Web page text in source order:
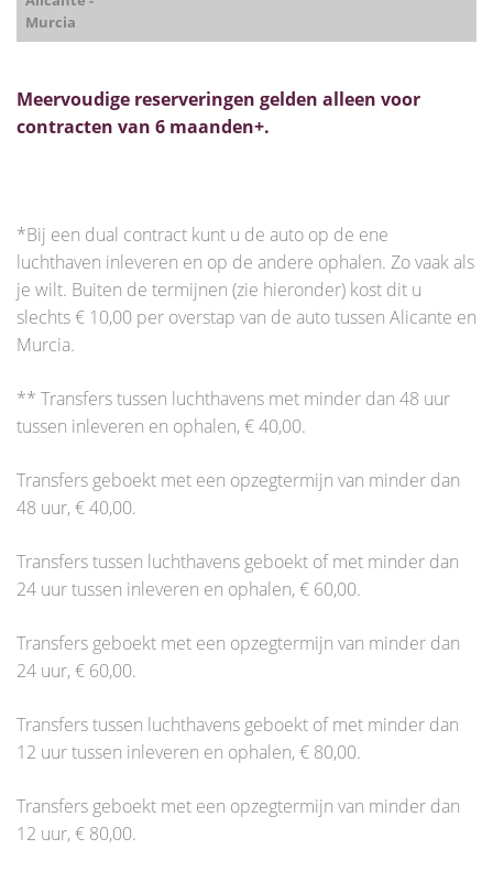
Murcia
Meervoudige reserveringen gelden alleen voor
contracten van 6 maanden+.
*Bij een dual contract kunt u de auto op de ene
luchthaven inleveren en op de andere ophalen. Zo vaak als
je wilt. Buiten de termijnen (zie hieronder) kost dit u
slechts € 10,00 per overstap van de auto tussen Alicante en
Murcia.
** Transfers tussen luchthavens met minder dan 48 uur
tussen inleveren en ophalen, € 40,00.
Transfers geboekt met een opzegtermijn van minder dan
48 uur, € 40,00.
Transfers tussen luchthavens geboekt of met minder dan
24 uur tussen inleveren en ophalen, € 60,00.
Transfers geboekt met een opzegtermijn van minder dan
24 uur, € 60,00.
Transfers tussen luchthavens geboekt of met minder dan
12 uur tussen inleveren en ophalen, € 80,00.
Transfers geboekt met een opzegtermijn van minder dan
12 uur, € 80,00.